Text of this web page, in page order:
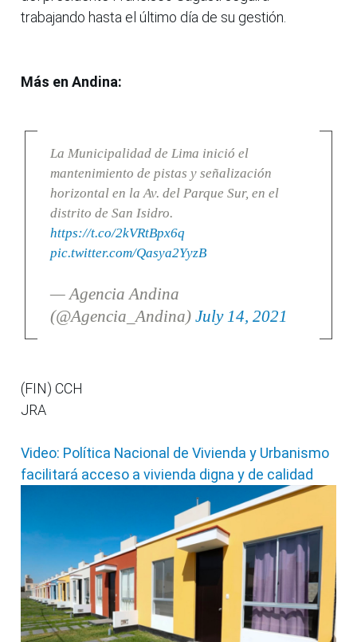
trabajando hasta el último día de su gestión.
Más en Andina:
La Municipalidad de Lima inició el
mantenimiento de pistas y señalización
horizontal en la Av. del Parque Sur, en el
distrito de San Isidro.
https://t.co/2kVRtBpx6q
pic.twitter.com/Qasya2YyzB
— Agencia Andina
(@Agencia_Andina) July 14, 2021
(FIN) CCH
JRA
Video: Política Nacional de Vivienda y Urbanismo
facilitará acceso a vivienda digna y de calidad